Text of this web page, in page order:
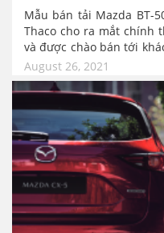
Mẫu bán tải Mazda BT-
Thaco cho ra mắt chính
và được chào bán tới
sẻ cùng nền tảng với
khởi điểm từ 659 triệu
bán cao hơn phiên bản
bản.
August 26, 2021